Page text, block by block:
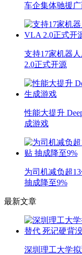
车企集体驰援
支持17家机器
2.0正式开源
性能大提升
成游戏
为司机减负超
抽成降至9%
最新文章
深圳理工大学